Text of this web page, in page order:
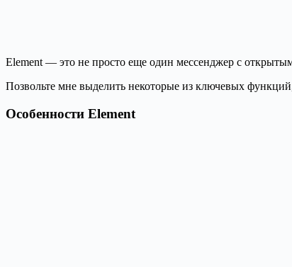
Element — это не просто еще один мессенджер с
Позвольте мне выделить некоторые из ключевых
Особенности Element